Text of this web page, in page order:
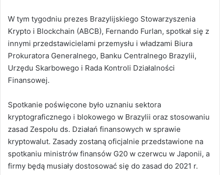
W tym tygodniu prezes Brazylijskiego Stowarzyszenia
Krypto i Blockchain (ABCB), Fernando Furlan, spotkał się z
innymi przedstawicielami przemysłu i władzami Biura
Prokuratora Generalnego, Banku Centralnego Brazylii,
Urzędu Skarbowego i Rada Kontroli Działalności
Finansowej.
Spotkanie poświęcone było uznaniu sektora
kryptograficznego i blokowego w Brazylii oraz stosowaniu
zasad Zespołu ds. Działań finansowych w sprawie
kryptowalut. Zasady zostaną oficjalnie przedstawione na
spotkaniu ministrów finansów G20 w czerwcu w Japonii, a
firmy będą musiały dostosować się do zasad do 2021 r.